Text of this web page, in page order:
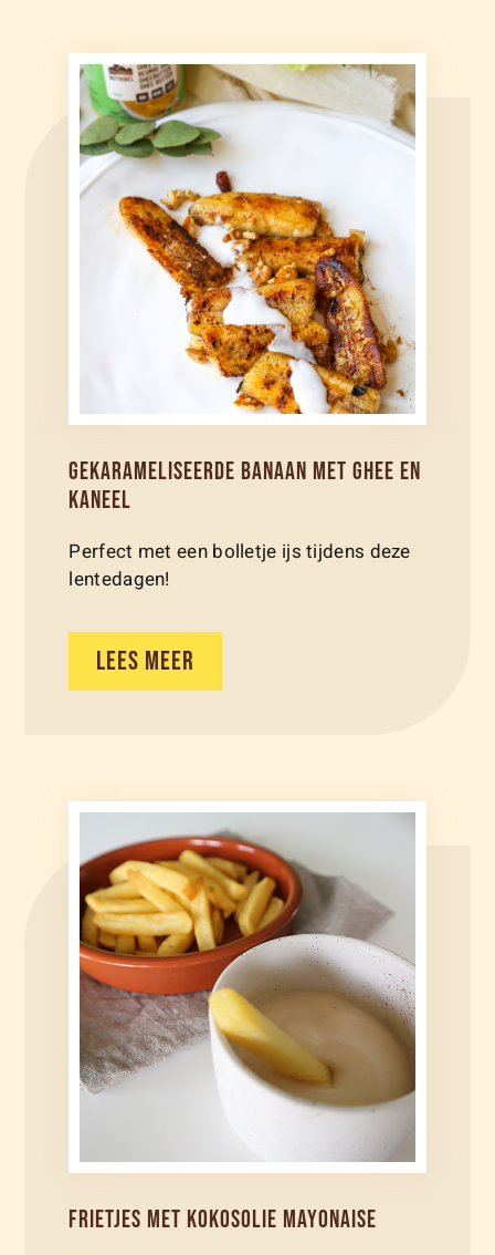
GEKARAMELISEERDE BANAAN MET GHEE EN
KANEEL
Perfect met een bolletje ijs tijdens deze
lentedagen!
LEES MEER
FRIETJES MET KOKOSOLIE MAYONAISE